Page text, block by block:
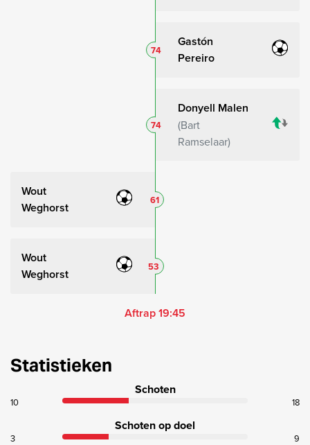
Gastón
Pereiro
74
Donyell Malen
Bart
Ramselaar
74
Wout
Weghorst
61
Wout
Weghorst
53
Aftrap 19:45
Statistieken
Schoten
10 18
Schoten op doel
3 9